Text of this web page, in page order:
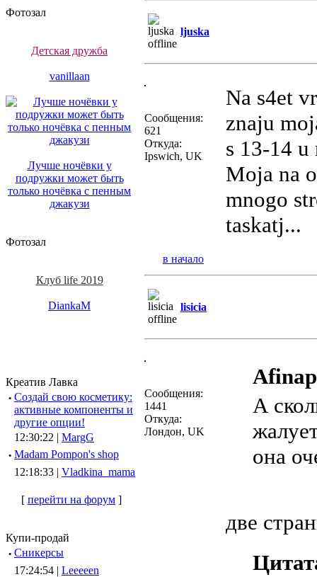
Фотозал
Детская дружба
vanillaan
Лучше ночёвки у
подружки может быть
только ночёвка с пенным
джакузи
Фотозал
Клуб life 2019
DiankaM
Креатив Лавка
· Создай свою косметику:
активные компоненты и
другие опции!
12:30:22 | MargG
· Madam Pompon's shop
12:18:33 | Vladkina_mama
[ перейти на форум ]
Купи-продай
· Сникерсы
17:24:54 | Leeeeen
ljuska
Сообщения:
621
Откуда:
Ipswich, UK
Na s4et
znaju
s 13-14
Moja na
mnogo
taskatj...
в начало
lisicia
Сообщения:
1441
Откуда:
Лондон, UK
А
она
две